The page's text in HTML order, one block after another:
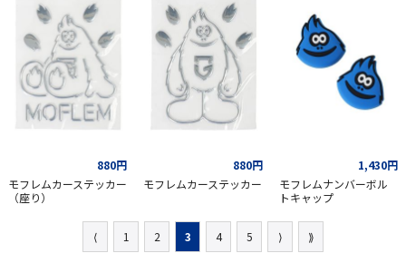
880円
モフレムカーステッカー
（座り）
880円
モフレムカーステッカー
1,430円
モフレムナンバーボル
トキャップ
⟨ 1 2 3 4 5 ⟩ ⟫